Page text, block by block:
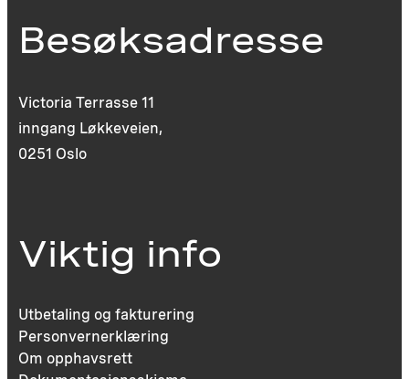
Besøksadresse
Victoria Terrasse 11
inngang Løkkeveien,
0251 Oslo
Viktig info
Utbetaling og fakturering
Personvernerklæring
Om opphavsrett